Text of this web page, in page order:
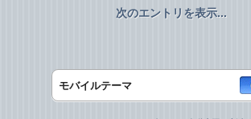
次のエントリを表示...
モバイルテーマ